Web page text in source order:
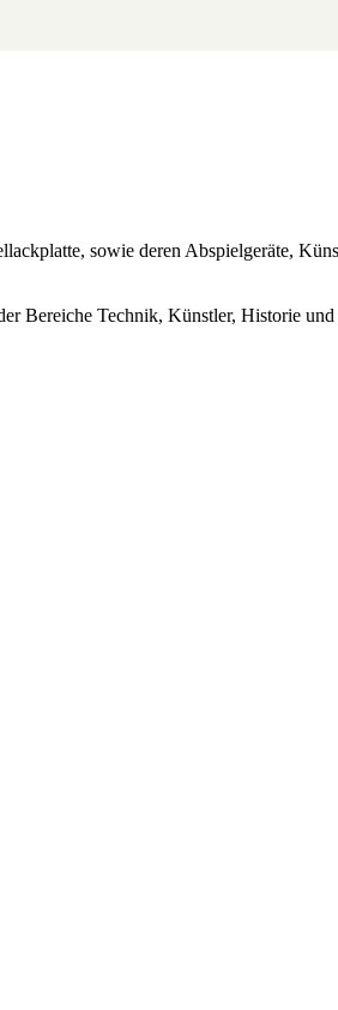
sowie deren Abspielgeräte,
Bereiche Technik, Künstler, Historie